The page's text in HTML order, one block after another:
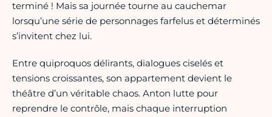
terminé ! Mais sa journée tourne au cauchemar
lorsqu’une série de personnages farfelus et déterminés
s’invitent chez lui.
Entre quiproquos délirants, dialogues ciselés et
tensions croissantes, son appartement devient le
théâtre d’un véritable chaos. Anton lutte pour
reprendre le contrôle, mais chaque interruption